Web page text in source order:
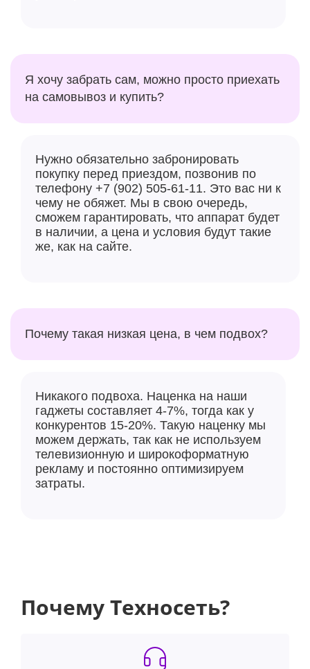
Я хочу забрать сам, можно просто приехать
на самовывоз и купить?
Нужно обязательно забронировать
покупку перед приездом, позвонив по
телефону +7 (902) 505-61-11. Это вас ни к
чему не обяжет. Мы в свою очередь,
сможем гарантировать, что аппарат будет
в наличии, а цена и условия будут такие
же, как на сайте.
Почему такая низкая цена, в чем подвох?
Никакого подвоха. Наценка на наши
гаджеты составляет 4-7%, тогда как у
конкурентов 15-20%. Такую наценку мы
можем держать, так как не используем
телевизионную и широкоформатную
рекламу и постоянно оптимизируем
затраты.
Почему Техносеть?